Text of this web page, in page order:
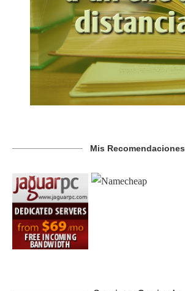
Mis Recomendaciones